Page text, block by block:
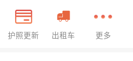
护照更新 出租车 更多